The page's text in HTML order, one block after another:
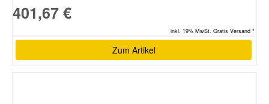
401,67 €
inkl. 19% MwSt. Gratis Versand *
Zum Artikel